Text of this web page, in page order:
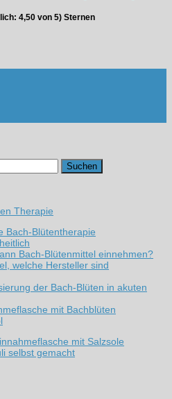
4,50 von 5) Sternen
Therapie
Bach-Blütentherapie
Bach-Blütenmittel einnehmen?
welche Hersteller sind
der Bach-Blüten in akuten
mit Bachblüten
mit Salzsole
selbst gemacht